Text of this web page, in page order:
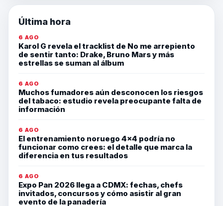
Última hora
6 AGO
Karol G revela el tracklist de No me arrepiento
de sentir tanto: Drake, Bruno Mars y más
estrellas se suman al álbum
6 AGO
Muchos fumadores aún desconocen los riesgos
del tabaco: estudio revela preocupante falta de
información
6 AGO
El entrenamiento noruego 4×4 podría no
funcionar como crees: el detalle que marca la
diferencia en tus resultados
6 AGO
Expo Pan 2026 llega a CDMX: fechas, chefs
invitados, concursos y cómo asistir al gran
evento de la panadería